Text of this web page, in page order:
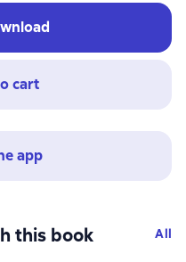
cart
app
this book All